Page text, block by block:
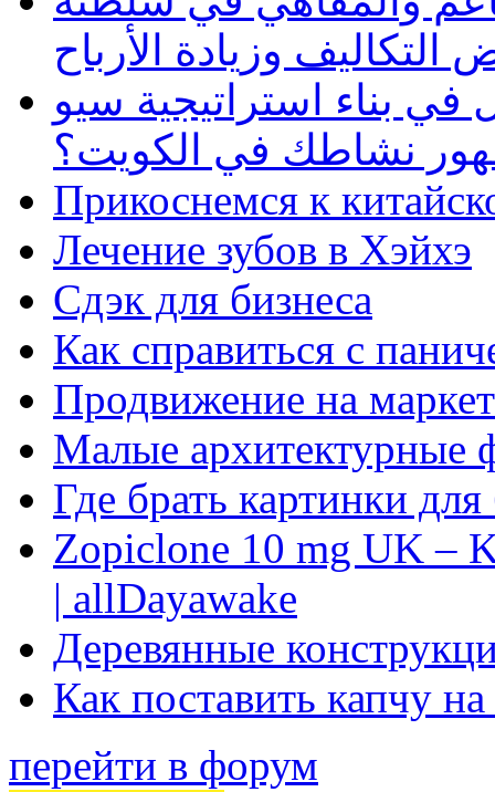
وزيادة الأرباح
بناء استراتيجية سيو
نشاطك في الكويت؟
Прикоснемся к
Лечение зубов в Хэйхэ
Сдэк для бизнеса
Как справиться с
Продвижение на
Малые архитектурные
Где брать картинки
Zopiclone 10 mg UK –
| allDayawake
Деревянные
Как поставить капчу
перейти в форум